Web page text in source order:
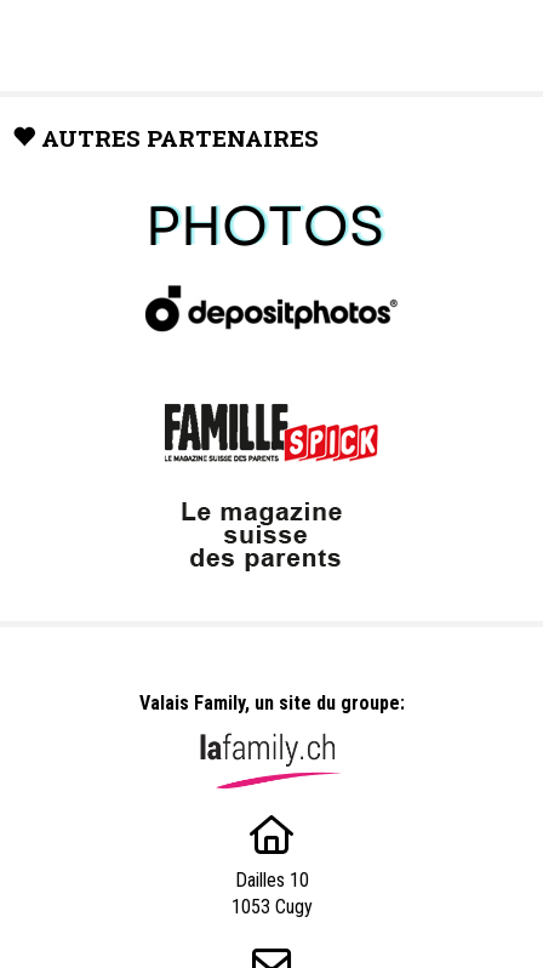
AUTRES PARTENAIRES
Valais Family, un site du groupe:
Dailles 10
1053 Cugy